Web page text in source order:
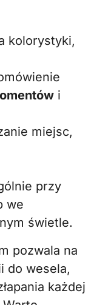
kolorystyki,
i
miejsc,
przy
we
świetle.
pozwala na
do wesela,
każdej